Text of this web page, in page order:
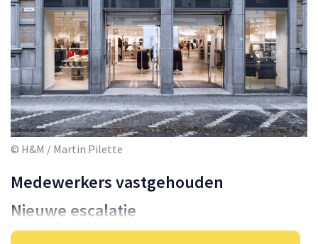
© H&M / Martin Pilette
Medewerkers vastgehouden
Nieuwe escalatie